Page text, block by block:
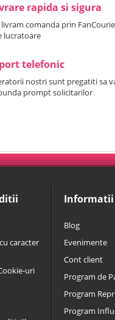
rapida si sigura
livram comanda prin
lucratoare
telefonic
nostri sunt pregatiti sa
prompt solicitarilor
caracter
uri
Blog
Evenimente
Cont client
Program de
Program
Program